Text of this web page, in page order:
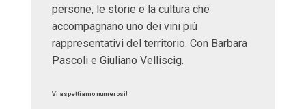
persone, le storie e la cultura che
accompagnano uno dei vini più
rappresentativi del territorio. Con Barbara
Pascoli e Giuliano Velliscig.
Vi aspettiamo numerosi!